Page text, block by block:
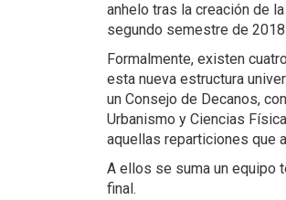
anhelo tras la creación de
segundo semestre de
Formalmente, existen
esta nueva estructura
un Consejo de Decanos,
Urbanismo y Ciencias
aquellas reparticiones que
A ellos se suma un equipo
final.